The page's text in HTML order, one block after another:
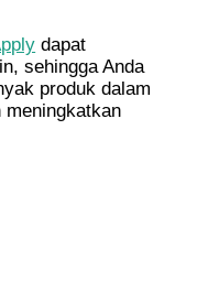
dapat
sehingga Anda
produk dalam
meningkatkan